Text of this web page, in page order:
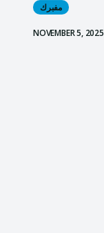
مفبرك
NOVEMBER 5, 2025